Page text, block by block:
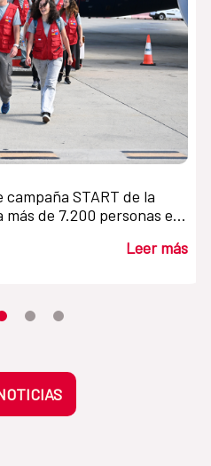
START de la
de 7.200 personas en
Leer más
el carrusel hasta su
Desplaza el carrusel hasta su
Desplaza el carrusel